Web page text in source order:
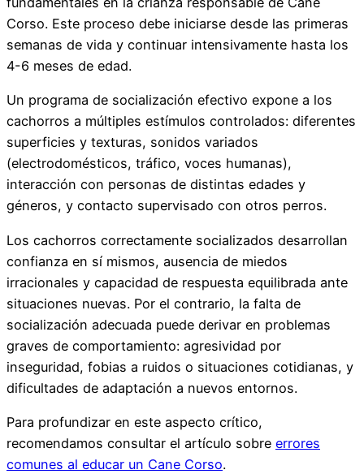
Corso. Este proceso debe iniciarse desde las primeras
semanas de vida y continuar intensivamente hasta los
4-6 meses de edad.
Un programa de socialización efectivo expone a los
cachorros a múltiples estímulos controlados: diferentes
superficies y texturas, sonidos variados
(electrodomésticos, tráfico, voces humanas),
interacción con personas de distintas edades y
géneros, y contacto supervisado con otros perros.
Los cachorros correctamente socializados desarrollan
confianza en sí mismos, ausencia de miedos
irracionales y capacidad de respuesta equilibrada ante
situaciones nuevas. Por el contrario, la falta de
socialización adecuada puede derivar en problemas
graves de comportamiento: agresividad por
inseguridad, fobias a ruidos o situaciones cotidianas, y
dificultades de adaptación a nuevos entornos.
Para profundizar en este aspecto crítico,
recomendamos consultar el artículo sobre errores
comunes al educar un Cane Corso.